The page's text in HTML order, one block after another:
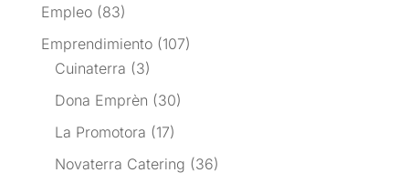
Empleo(83)
Emprendimiento(107)
Cuinaterra (3)
Dona Emprèn (30)
La Promotora (17)
Novaterra Catering (36)